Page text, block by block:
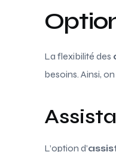
La flexibilité des
besoins. Ainsi,
L’option d’